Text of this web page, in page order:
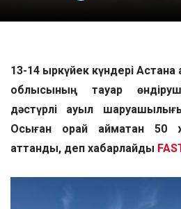
13-14 қыркүйек күндері
облысының тауар
дәстүрлі ауыл
Осыған орай аймақтан 50
аттанды, деп хабарлайды